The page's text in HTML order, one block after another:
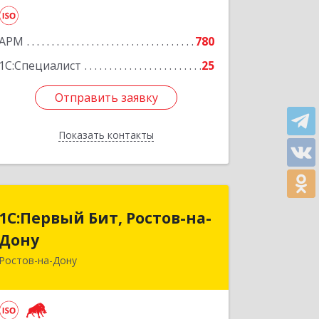
780
1С:Специалист
25
Отправить заявку
Показать контакты
Отправить заявку
Назад
1С:Первый Бит, Ростов-на-
Дону
Ростов-на-Дону
1С:Первый Бит, Ростов-на-
Дону
344091, Ростовская обл, Ростов-на-